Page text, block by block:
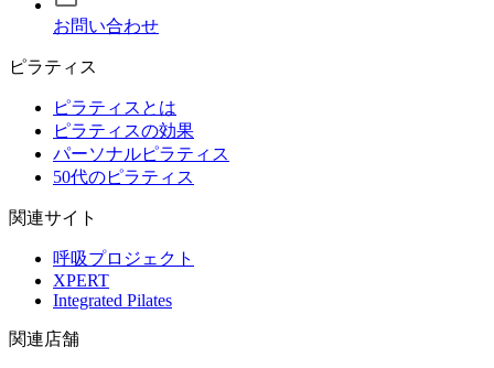
お問い合わせ
ピラティス
ピラティスとは
ピラティスの効果
パーソナルピラティス
50代のピラティス
関連サイト
呼吸プロジェクト
XPERT
Integrated Pilates
関連店舗